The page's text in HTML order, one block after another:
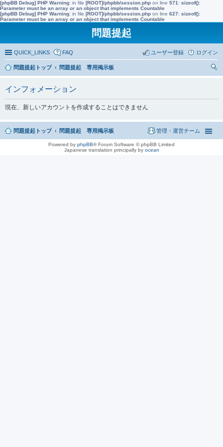
[phpBB Debug] PHP Warning: in file [ROOT]/phpbb/session.php on line 571 : sizeof():
Parameter must be an array or an object that implements Countable
[phpBB Debug] PHP Warning: in file [ROOT]/phpbb/session.php on line 627: sizeof():
Parameter must be an array or an object that implements Countable
問題提起
QUICK_LINKS FAQ ログイン
ユーザー登録
問題提起トップ
問題提起 専用掲示板
インフォメーション
現在、新しいアカウントを作成することはできません
問題提起トップ 問題提起 専用掲示板 管理・運営チーム
Powered by phpBB® Forum Software © phpBB Limited
Japanese translation principally by ocean